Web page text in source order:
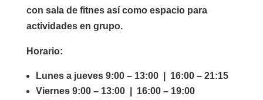
con sala de fitnes así como espacio para
actividades en grupo.
Horario:
Lunes a jueves 9:00 – 13:00 | 16:00 – 21:15
Viernes 9:00 – 13:00 | 16:00 – 19:00